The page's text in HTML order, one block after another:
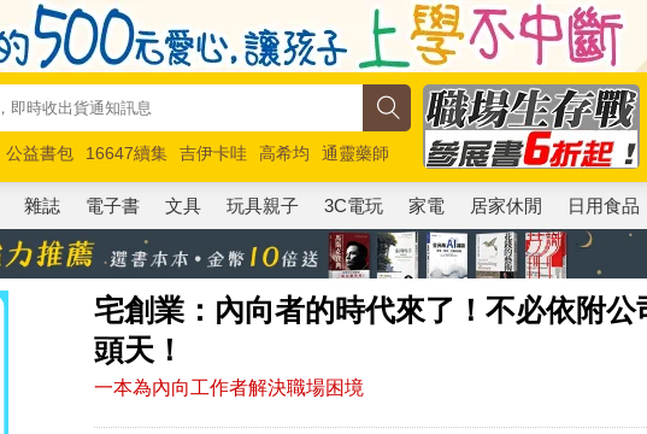
公益書包 16647續集 吉伊卡哇 高希均
通靈藥師
馬斯克 玩具總動員5 超慢跑
雜誌 電子書 文具 玩具親子 3C電玩 家電 居家休閒 日用食品
宅創業：內向者的時代來了！不必依附公
頭天！
一本為內向工作者解決職場困境